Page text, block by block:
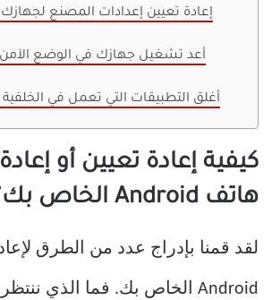
# 6 إعادة تعيين إعدادات المصنع لجهازك
# 7 أعد تشغيل جهازك في الوضع الآمن
# 8 أغلق التطبيقات التي تعمل في الخلفية
كيفية إعادة تعيين أو
هاتف Android الخاص بك؟
لقد قمنا بإدراج عدد من الطرق
Android الخاص بك. فما الذي ننتظره؟ هيا بنا نبدأ!